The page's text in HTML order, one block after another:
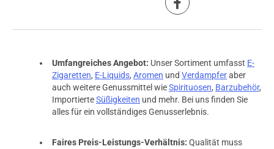
Umfangreiches Angebot: Unser Sortiment umfasst E-
Zigaretten, E-Liquids, Aromen und Verdampferaber
auch weitere Genussmittel wieSpirituosen, Barzubehör,
ImportierteSüßigkeiten und mehr. Bei uns finden Sie
alles für ein vollständiges Genusserlebnis.
Faires Preis-Leistungs-Verhältnis: Qualität muss